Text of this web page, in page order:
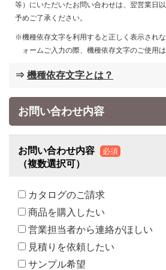
等）にいただいたお問い合わせは、翌営業日
予めご了承ください。
機種依存文字を利用すると正しく表示され
ォームご入力の際、機種依存文字のご使用は
⇒ 機種依存文字とは？
お問い合わせ内容
お問い合わせ内容 必須
（複数選択可）
カタログのご請求
商品を購入したい
営業担当者から連絡がほしい
見積りを依頼したい
サンプル希望